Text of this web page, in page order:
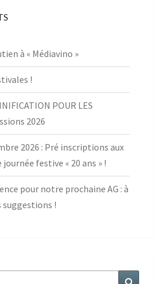
à « Médiavino »
!
POUR LES
2026
2026 : Pré inscriptions aux
festive « 20 ans » !
pour notre prochaine AG : à
suggestions !